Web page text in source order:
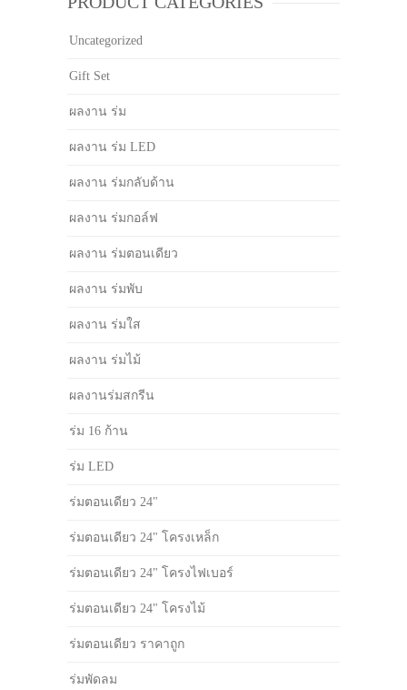
Uncategorized
Gift Set
ผลงาน ร่ม
ผลงาน ร่ม LED
ผลงาน ร่มกลับด้าน
ผลงาน ร่มกอล์ฟ
ผลงาน ร่มตอนเดียว
ผลงาน ร่มพับ
ผลงาน ร่มใส
ผลงาน ร่มไม้
ผลงานร่มสกรีน
ร่ม 16 ก้าน
ร่ม LED
ร่มตอนเดียว 24"
ร่มตอนเดียว 24" โครงเหล็ก
ร่มตอนเดียว 24" โครงไฟเบอร์
ร่มตอนเดียว 24" โครงไม้
ร่มตอนเดียว ราคาถูก
ร่มพัดลม